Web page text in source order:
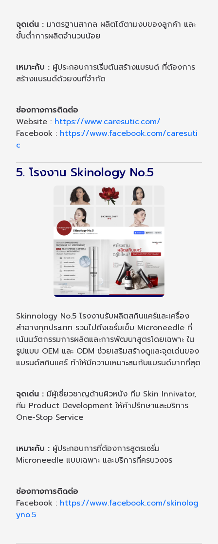
จุดเด่น : มาตรฐานสากล ผลิตได้ตามงบของลูกค้า และ
ขั้นต่ำการผลิตจำนวนน้อย
เหมาะกับ : ผู้ประกอบการเริ่มต้นสร้างแบรนด์ ที่ต้องการ
สร้างแบรนด์ด้วยงบที่จำกัด
ช่องทางการติดต่อ
Website : https://www.caresutic.com/
Facebook : https://www.facebook.com/caresuti
c
5. โรงงาน Skinology No.5
Skinnology No.5 โรงงานรับผลิตสกินแคร์และเครื่อง
สำอางทุกประเภท รวมไปถึงเซรั่มเข็ม Microneedle ที่
เน้นนวัตกรรมการผลิตและการพัฒนาสูตรโดยเฉพาะ ใน
รูปแบบ OEM และ ODM ช่วยเสริมสร้างดูและจุดเด่นของ
แบรนด์สกินแคร์ ทำให้มีความเหมาะสมกับแบรนด์มากที่สุด
จุดเด่น : มีผู้เชี่ยวชาญด้านผิวหนัง ทีม Skin Innivator,
ทีม Product Development ให้คำปรึกษาและบริการ
One-Stop Service
เหมาะกับ : ผู้ประกอบการที่ต้องการสูตรเซรั่ม
Microneedle แบบเฉพาะ และบริการที่ครบวงจร
ช่องทางการติดต่อ
Facebook : https://www.facebook.com/skinolog
yno.5